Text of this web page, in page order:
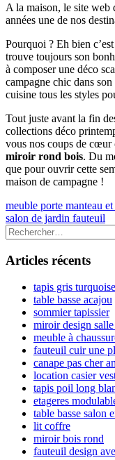
A la maison, le site web
années une de nos
Pourquoi ? Eh bien
trouve toujours son
à composer une déco
campagne chic dans
cuisine tous les styles
Tout juste avant la fin
collections déco
vous nos coups de cœur
miroir rond bois. Du
que pour ouvrir cette
maison de campagne !
Navigation
de
l’article
Previous
article:
meuble porte manteau et
Next
article:
salon de jardin fauteuil
Colonne
latérale
principale
Rechercher :
Articles récents
tapis gris turquoise
table basse acajou
sommier tapissier
miroir design
meuble à
fauteuil cuir une
canape pas cher
location casier
tapis poil long
etageres
table basse salon
lit coffre
miroir bois rond
fauteuil design